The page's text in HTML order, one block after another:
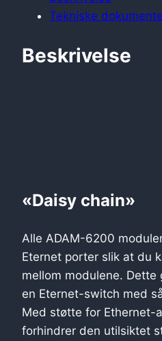
Tekniske
Beskrivelse
«Daisy chain»
Alle ADAM-6200
Eternet porter slik at du
mellom modulene.
en Eternet-switch med
Med støtte for Ethernet-
forhindrer den utilsiktet